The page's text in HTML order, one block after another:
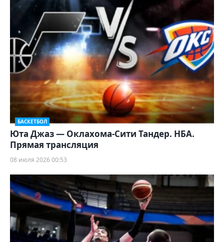
БАСКЕТБОЛ
Юта Джаз — Оклахома-Сити Тандер. НБА.
Прямая трансляция
08 июля 2026 00:53